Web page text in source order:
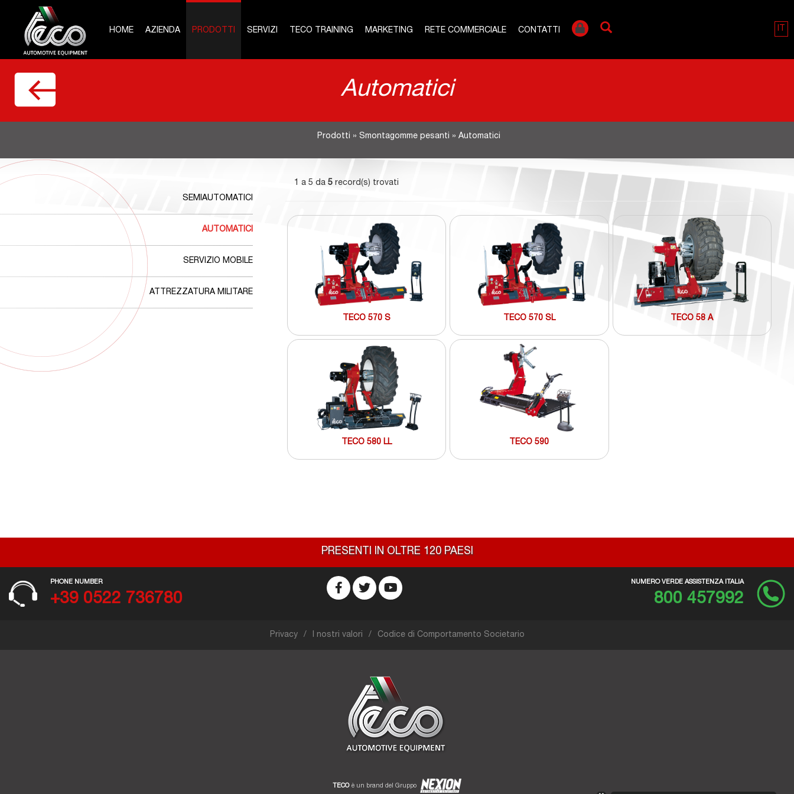
IT
HOME AZIENDA PRODOTTI SERVIZI TECO TRAINING MARKETING RETE COMMERCIALE CONTATTI
Automatici
Prodotti » Smontagomme pesanti » Automatici
SEMIAUTOMATICI
AUTOMATICI
SERVIZIO MOBILE
ATTREZZATURA MILITARE
1 a 5 da 5 record(s) trovati
TECO 570 S TECO 570 SL TECO 58 A
TECO 580 LL TECO 590
PRESENTI IN OLTRE 120 PAESI
PHONE NUMBER
+39 0522 736780
NUMERO VERDE ASSISTENZA ITALIA
800 457992
Privacy I nostri valori Codice di Comportamento Societario
TECO è un brand del Gruppo